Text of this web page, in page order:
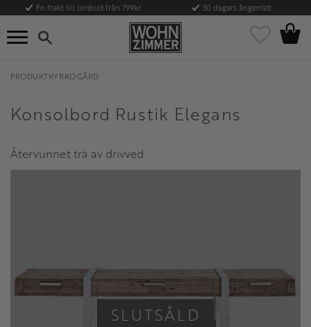
Meny
Fri frakt till ombud från 799kr 30 dagars ångerrätt
Favoriter
PRODUKTKYRKOGÅRD
Konsolbord Rustik Elegans
Återvunnet trä av drivved
SLUTSÅLD